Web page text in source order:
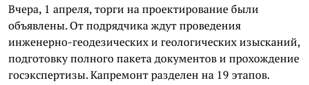
Вчера, 1 апреля, торги на проектирование были
объявлены. От подрядчика ждут проведения
инженерно-геодезических и геологических изысканий,
подготовку полного пакета документов и прохождение
госэкспертизы. Капремонт разделен на 19 этапов.